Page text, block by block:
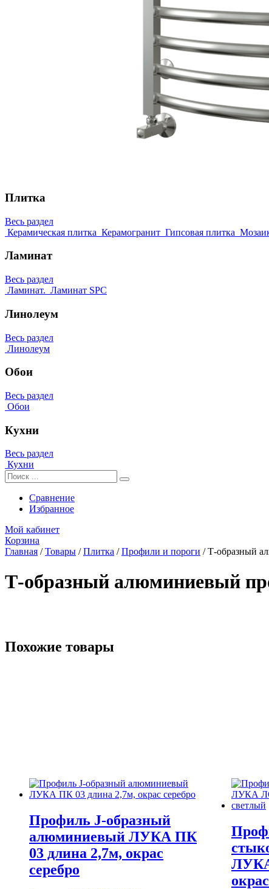
Плитка
Весь раздел
Керамическая плитка Керамогранит Гипсовая плитка
Ламинат
Весь раздел
Ламинат. Ламинат SPC
Линолеум
Весь раздел
Линолеум
Обои
Весь раздел
Обои
Кухни
Весь раздел
Кухни
Сравнение
Избранное
Мой кабинет
Корзина
Главная /Товары /Плитка /Профили и пороги /Т-образный
Т-образный алюминиевый
Похожие товары
Профиль J-образный
алюминиевый ЛУКА ПК
03 длина 2,7м, окрас
серебро